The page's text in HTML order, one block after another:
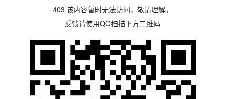
403 该内容暂时无法访问，敬请理解。
反馈请使用QQ扫描下方二维码